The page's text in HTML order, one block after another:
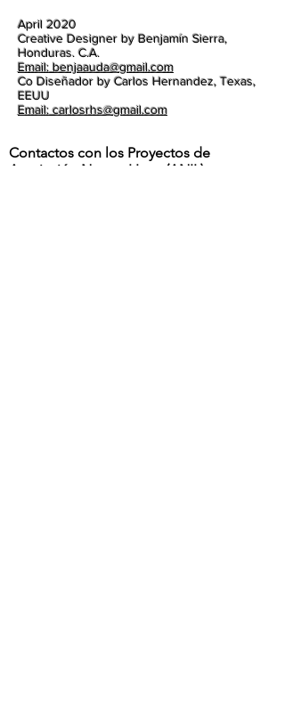
April 2020
Creative Designer by Benjamín Sierra,
Honduras. C.A.
Email: benjaauda@gmail.com
Co Diseñador by Carlos Hernandez, Texas,
EEUU
Email: carlosrhs@gmail.com
Contactos con los Proyectos de
Asociación Norma I Love(ANIL):